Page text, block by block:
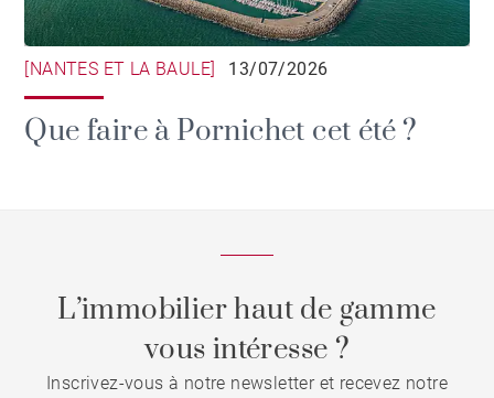
[NANTES ET LA BAULE] 13/07/2026
Que faire à Pornichet cet été ?
L’immobilier haut de gamme
vous intéresse ?
Inscrivez-vous à notre newsletter et recevez notre